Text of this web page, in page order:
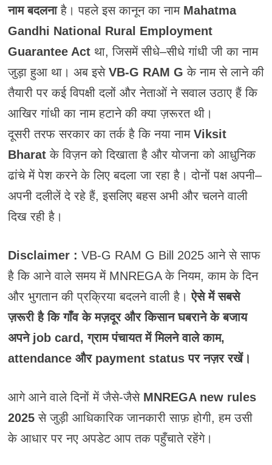
नाम बदलनाहै। पहले इस कानून का नाम Mahatma
Gandhi National Rural Employment
Guarantee Act था, जिसमें सीधे–सीधे गांधी जी का नाम
जुड़ा हुआ था। अब इसे VB-G RAM G के नाम से लाने की
तैयारी पर कई विपक्षी दलों और नेताओं ने सवाल उठाए हैं कि
आखिर गांधी का नाम हटाने की क्या ज़रूरत थी।
दूसरी तरफ सरकार का तर्क है कि नया नाम Viksit
Bharatके विज़न को दिखाता है और योजना को आधुनिक
ढांचे में पेश करने के लिए बदला जा रहा है। दोनों पक्ष अपनी–
अपनी दलीलें दे रहे हैं, इसलिए बहस अभी और चलने वाली
दिख रही है।
Disclaimer : VB-G RAM G Bill 2025 आने से साफ
है कि आने वाले समय में MNREGA के नियम, काम के दिन
और भुगतान की प्रक्रिया बदलने वाली है।ऐसे में सबसे
ज़रूरी है कि गाँव के मज़दूर और किसान घबराने के बजाय
अपने job card, ग्राम पंचायत में मिलने वाले काम,
attendance और payment status पर नज़र रखें।
आगे आने वाले दिनों में जैसे-जैसे MNREGA new rules
2025से जुड़ी आधिकारिक जानकारी साफ़ होगी, हम उसी
के आधार पर नए अपडेट आप तक पहुँचाते रहेंगे।